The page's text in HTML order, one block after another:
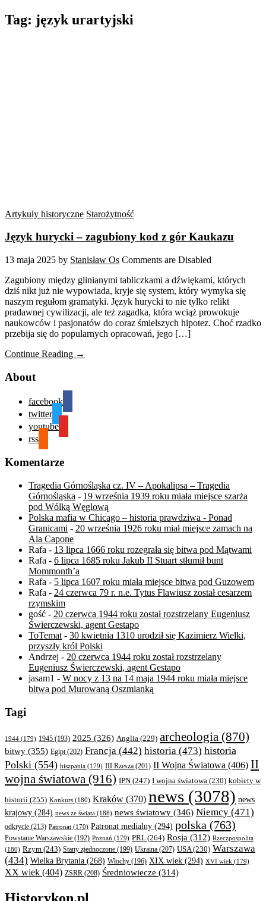
Tag: język urartyjski
Artykuły historyczne Starożytność
Język hurycki – zagubiony kod z gór Kaukazu
13 maja 2025 by Stanisław Os Comments are Disabled
Zagubiony między glinianymi tabliczkami a dźwiękami, których
dziś nikt już nie wypowiada, kryje się system, który wymyka się
naszym regułom gramatyki. Język hurycki to nie tylko relikt
pradawnej cywilizacji, ale też zagadka, która wciąż prowokuje
naukowców i pasjonatów do coraz śmielszych hipotez. Choć rzadko
przebija się do popularnych opracowań, jego […]
Continue Reading →
About
facebook
twitter
youtube
rss
Komentarze
Tragedia Górnośląska cz. IV – Apokalipsa – Tragedia
Górnośląska - 19 września 1939 roku miała miejsce szarża
pod Wólką Węglową
Polska mafia w Chicago – historia prawdziwa - Ponad
Granicami - 20 września 1926 roku miał miejsce zamach na
Ala Capone
Rafa - 13 lipca 1666 roku rozegrała się bitwa pod Mątwami
Rafa - 6 lipca 1685 roku Jakub II Stuart stłumił bunt
Mommonth’a
Rafa - 5 lipca 1607 roku miała miejsce bitwa pod Guzowem
Rafa - 24 czerwca 79 r. n.e. Tytus Flawiusz został cesarzem
rzymskim
gość - 20 czerwca 1944 roku został rozstrzelany Eugeniusz
Świerczewski, agent Gestapo
ToTemat - 30 kwietnia 1310 urodził się Kazimierz Wielki,
przyszły król Polski
Andrzej - 20 czerwca 1944 roku został rozstrzelany
Eugeniusz Świerczewski, agent Gestapo
jasam1 - W nocy z 13 na 14 maja 1944 roku miała miejsce
bitwa pod Murowaną Oszmianką
Tagi
1944 (179) 1945 (193) 2025 (326) Anglia (229) archeologia (870)
bitwy (355) Egipt(202) Francja (442) historia (473) historia
Polski (554) hiszpania (179) III Rzesza (201) II Wojna Światowa (406) II
wojna światowa (916) IPN (247) I wojna światowa (230) kobiety w
historii (255) Konkurs (180) Kraków (370) news (3078) news
krajowy (284) news ze świata (188) news światowy (346) Niemcy (471)
odkrycie (213) Patronat (170) Patronat medialny (294) polska (763)
Powstanie Warszawskie (192) Poznań (179) PRL(264) Rosja (312) Rzeczpospolita
(180) Rzym (243) Stany zjednoczone (199) Ukraina (207) USA(230) Warszawa
(434) Wielka Brytania (268) Włochy (196) XIX wiek (294) XVI wiek (179)
XX wiek (404) ZSRR (208) Średniowiecze (314)